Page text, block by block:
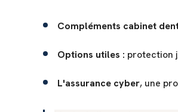
Compléments cabinet
Options utiles : protection
L'assurance cyber, une